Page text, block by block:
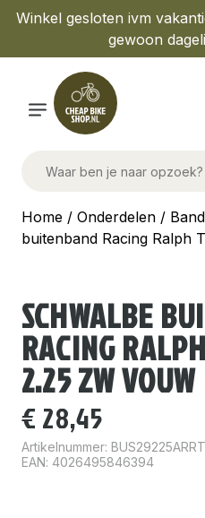
Winkel gesloten ivm
gewoon
Home / Onderdelen /
buitenband Racing Ralph
SCHWALBE
RACING
2.25 ZW VOUW
€ 28,45
Artikelnummer:
EAN: 4026495846394